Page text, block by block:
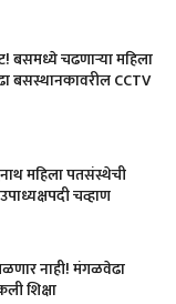
बसमध्ये चढणाऱ्या महिला
बसस्थानकावरील CCTV
महिला पतसंस्थेची
चव्हाण
नाही! मंगळवेढा
शिक्षा